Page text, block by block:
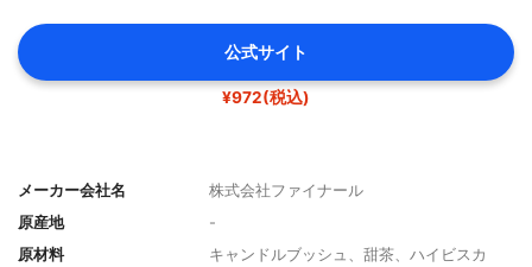
公式サイト
¥972(税込)
メーカー会社名
株式会社ファイナール
原産地
-
原材料
キャンドルブッシュ、甜茶、ハイビスカ